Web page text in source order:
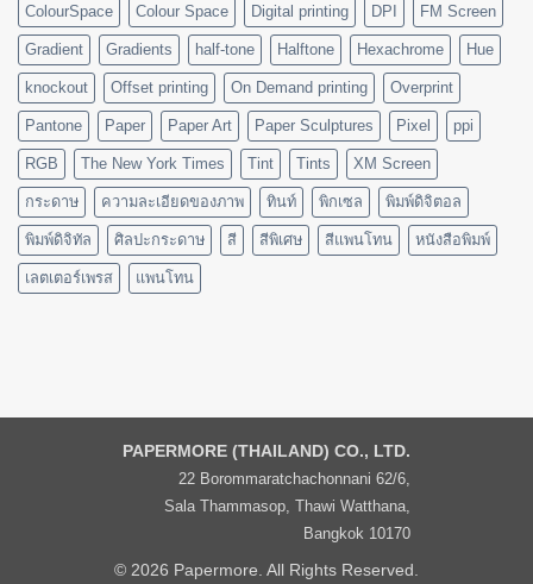
ColourSpace Colour Space Digital printing DPI FM Screen
Gradient Gradients half-tone Halftone Hexachrome Hue
knockout Offset printing On Demand printing Overprint
Pantone Paper Paper Art Paper Sculptures Pixel ppi
RGB The New York Times Tint Tints XM Screen
กระดาษ ความละเอียดของภาพ ทินท์ พิกเซล พิมพ์ดิจิตอล
พิมพ์ดิจิทัล ศิลปะกระดาษ สี สีพิเศษ สีแพนโทน หนังสือพิมพ์
เลตเตอร์เพรส แพนโทน
PAPERMORE (THAILAND) CO., LTD.
22 Borommaratchachonnani 62/6,
Sala Thammasop, Thawi Watthana,
Bangkok 10170
© 2026 Papermore. All Rights Reserved.